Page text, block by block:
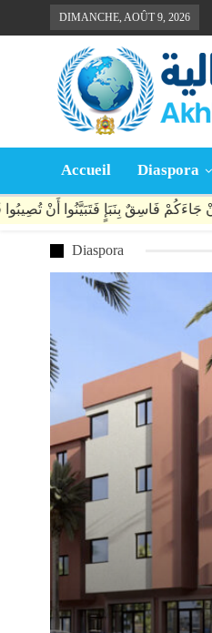
DIMANCHE, AOÛT 9, 2026
Accueil Diaspora
Diaspora